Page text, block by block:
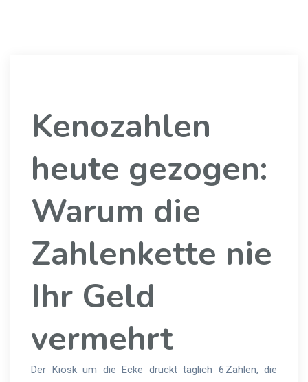
Kenozahlen
heute gezogen:
Warum die
Zahlenkette nie
Ihr Geld
vermehrt
Der Kiosk um die Ecke druckt täglich 6 Zahlen, die